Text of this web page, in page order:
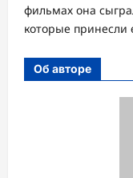
фильмах она
которые принесли
Об авторе